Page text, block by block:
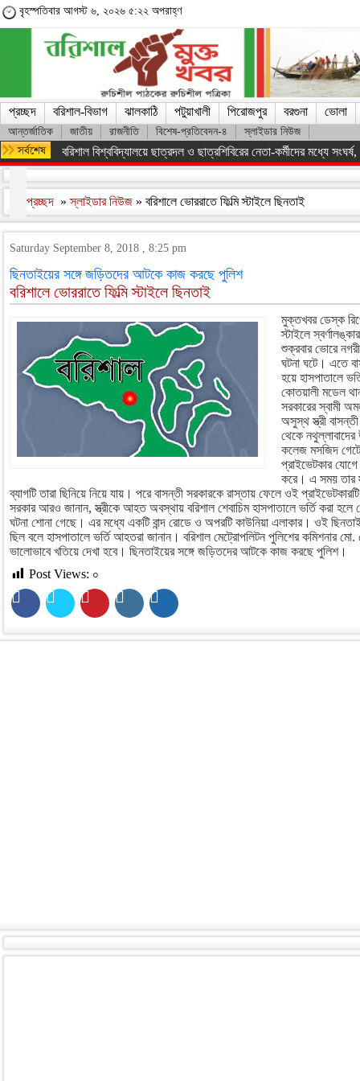
বৃহস্পতিবার আগস্ট ৬, ২০২৬ ৫:২২ অপরাহ্ণ
প্রচ্ছদ বরিশাল-বিভাগ ঝালকাঠি পটুয়াখালী পিরোজপুর বরগুনা ভোলা
আন্তর্জাতিক জাতীয় রাজনীতি বিশেষ-প্রতিবেদন-৪ স্লাইডার নিউজ
বরিশাল বিশ্ববিদ্যালয়ে ছাত্রদল ও ছাত্রশিবিরের নেতা-কর্মীদের মধ্যে সংঘর্ষ,
প্রচ্ছদ »স্লাইডার নিউজ » বরিশালে ভোররাতে ফিল্মি স্টাইলে ছিনতাই
Saturday September 8, 2018 , 8:25 pm
ছিনতাইয়ের সঙ্গে জড়িতদের আটকে কাজ করছে পুলিশ
বরিশালে ভোররাতে ফিল্মি স্টাইলে ছিনতাই
মুক্তখবর ডেস্ক
স্টাইলে
শুক্রবার ভোরে
ঘটনা ঘটে। এতে
হয়ে হাসপাতালে
কোতয়ালী মডেল
সরকারের স্বামী
অসুস্থ স্ত্রী বাসন্তী
থেকে নথুল্লাবাদের
কলেজ মসজিদ
প্রাইভেটকার
করে। এ সময় তার
ব্যাগটি তারা ছিনিয়ে নিয়ে যায়। পরে বাসন্তী সরকারকে রাস্তায় ফেলে ওই
সরকার আরও জানান, স্ত্রীকে আহত অবস্থায় বরিশাল শেবাচিম হাসপাতালে ভর্তি করা হলে
ঘটনা শোনা গেছে। এর মধ্যে একটি বান্দ রোডে ও অপরটি কাউনিয়া এলাকার। ওই ছিনতাই
ছিল বলে হাসপাতালে ভর্তি আহতরা জানান। বরিশাল মেট্রোপলিটন পুলিশের কমিশনার
ভালোভাবে খতিয়ে দেখা হবে। ছিনতাইয়ের সঙ্গে জড়িতদের আটকে কাজ করছে পুলিশ।
Post Views: ০